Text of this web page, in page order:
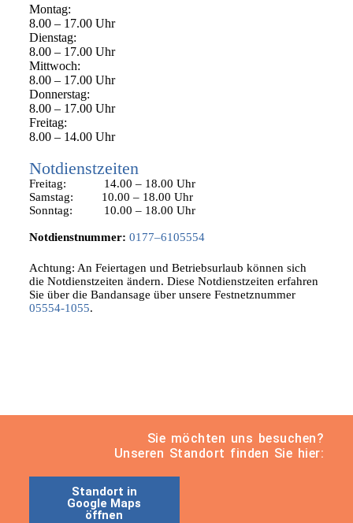
Montag:
8.00 – 17.00 Uhr
Dienstag:
8.00 – 17.00 Uhr
Mittwoch:
8.00 – 17.00 Uhr
Donnerstag:
8.00 – 17.00 Uhr
Freitag:
8.00 – 14.00 Uhr
Notdienstzeiten
Freitag: 14.00 – 18.00 Uhr
Samstag: 10.00 – 18.00 Uhr
Sonntag: 10.00 – 18.00 Uhr
Notdienstnummer: 0177–6105554
Achtung: An Feiertagen und Betriebsurlaub können sich
die Notdienstzeiten ändern. Diese Notdienstzeiten erfahren
Sie über die Bandansage über unsere Festnetznummer
05554-1055.
Sie möchten uns besuchen?
Unseren Standort finden Sie hier:
Standort in
Google Maps
öffnen